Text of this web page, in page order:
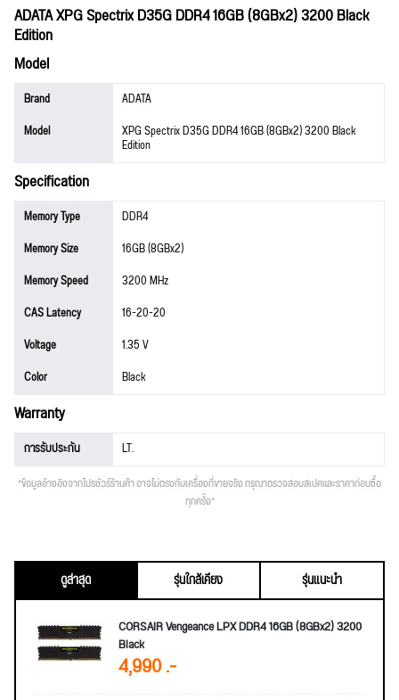
ADATA XPG Spectrix D35G DDR4 16GB (8GBx2) 3200 Black
Edition
Model
Brand
ADATA
Model
XPG Spectrix D35G DDR4 16GB (8GBx2) 3200 Black
Edition
Specification
Memory Type
DDR4
Memory Size
16GB (8GBx2)
Memory Speed
3200 MHz
CAS Latency
16-20-20
Voltage
1.35 V
Color
Black
Warranty
การรับประกัน LT.
*ข้อมูลอ้างอิงจากโปรชัวร์ร้านค้า อาจไม่ตรงกับเครื่องที่ขายจริง กรุณาตรวจสอบสเปคและราคาก่อนซื้อ
ทุกครั้ง*
ดูล่าสุด รุ่นใกล้เคียง
รุ่นแนะนำ
CORSAIR Vengeance LPX DDR4 16GB (8GBx2) 3200
Black
4,990 .-